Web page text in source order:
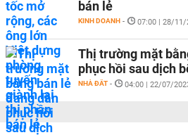
bán lẻ
KINH DOANH - 07:00 | 28/11/
Thị trường mặt
phục hồi sau dịch
NHÀ ĐẤT - 04:00 | 22/07/